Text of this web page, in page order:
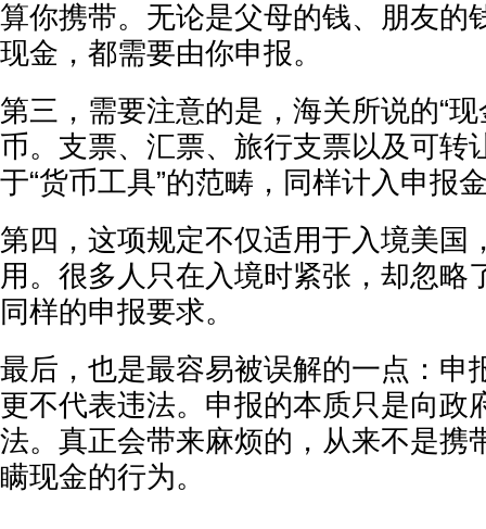
算你携带。无论是父母的钱、朋友的
现金，都需要由你申报。
第三，需要注意的是，海关所说的“
币。支票、汇票、旅行支票以及可转
于“货币工具”的范畴，同样计入申报
第四，这项规定不仅适用于入境美国
用。很多人只在入境时紧张，却忽略
同样的申报要求。
最后，也是最容易被误解的一点：申
更不代表违法。申报的本质只是向政
法。真正会带来麻烦的，从来不是携
瞒现金的行为。